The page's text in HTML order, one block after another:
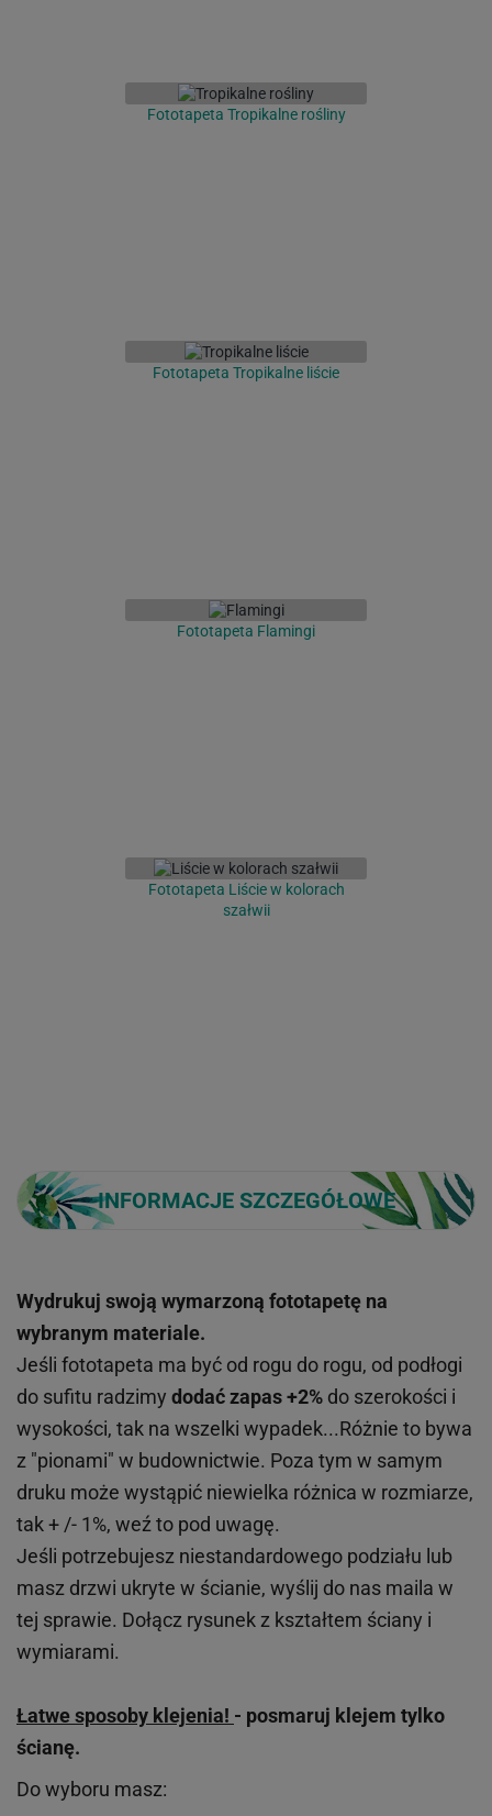
Fototapeta Tropikalne rośliny
Fototapeta Tropikalne liście
Fototapeta Flamingi
Fototapeta Liście w kolorach
szałwii
INFORMACJE SZCZEGÓŁOWE
Wydrukuj swoją wymarzoną fototapetę na
wybranym materiale.
Jeśli fototapeta ma być od rogu do rogu, od podłogi
do sufitu radzimy dodać zapas +2% do szerokości i
wysokości, tak na wszelki wypadek...Różnie to bywa
z "pionami" w budownictwie. Poza tym w samym
druku może wystąpić niewielka różnica w rozmiarze,
tak + /- 1%, weź to pod uwagę.
Jeśli potrzebujesz niestandardowego podziału lub
masz drzwi ukryte w ścianie, wyślij do nas maila w
tej sprawie. Dołącz rysunek z kształtem ściany i
wymiarami.
Łatwe sposoby klejenia! - posmaruj klejem tylko
ścianę.
Do wyboru masz: